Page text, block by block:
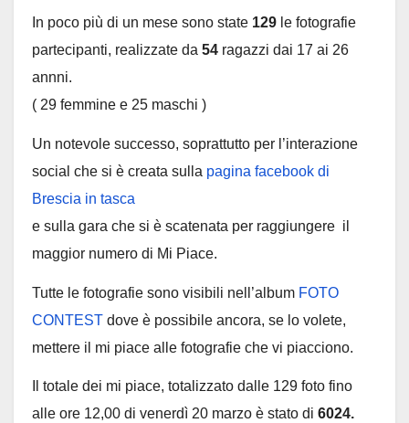
In poco più di un mese sono state 129 le fotografie
partecipanti, realizzate da 54 ragazzi dai 17 ai 26
annni.
( 29 femmine e 25 maschi )
Un notevole successo, soprattutto per l’interazione
social che si è creata sulla pagina facebook di
Brescia in tasca
e sulla gara che si è scatenata per raggiungere il
maggior numero di Mi Piace.
Tutte le fotografie sono visibili nell’album FOTO
CONTEST dove è possibile ancora, se lo volete,
mettere il mi piace alle fotografie che vi piacciono.
Il totale dei mi piace, totalizzato dalle 129 foto fino
alle ore 12,00 di venerdì 20 marzo è stato di 6024.